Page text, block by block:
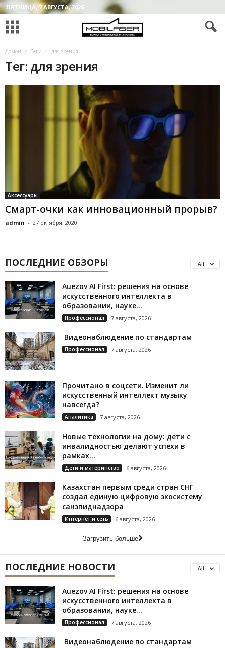
ПЯТНИЦА, 7 АВГУСТА, 2026
Домой Теги для зрения
Тег: для зрения
Аксессуары
Смарт-очки как инновационный прорыв?
admin - 27 октября, 2020
ПОСЛЕДНИЕ ОБЗОРЫ All
Auezov AI First: решения на основе
искусственного интеллекта в
образовании, науке...
Профессионал 7 августа, 2026
Видеонаблюдение по стандартам
Профессионал 7 августа, 2026
Прочитано в соцсети. Изменит ли
искусственный интеллект музыку
навсегда?
Аналитика 7 августа, 2026
Новые технологии на дому: дети с
инвалидностью делают успехи в
рамках...
Дети и материнство 6 августа, 2026
Казахстан первым среди стран СНГ
создал единую цифровую экосистему
санэпиднадзора
Интернет и сеть 6 августа, 2026
Загрузить больше
ПОСЛЕДНИЕ НОВОСТИ All
Auezov AI First: решения на основе
искусственного интеллекта в
образовании, науке...
Профессионал 7 августа, 2026
Видеонаблюдение по стандартам